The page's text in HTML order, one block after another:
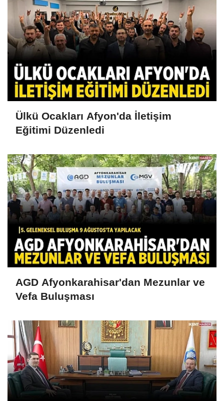
Ülkü Ocakları Afyon'da İletişim
Eğitimi Düzenledi
AGD Afyonkarahisar'dan Mezunlar ve
Vefa Buluşması